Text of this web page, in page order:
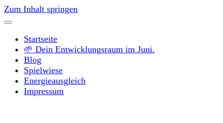
Zum Inhalt springen
Startseite
🌱 Dein Entwicklungsraum im Juni.
Blog
Spielwiese
Energieausgleich
Impressum